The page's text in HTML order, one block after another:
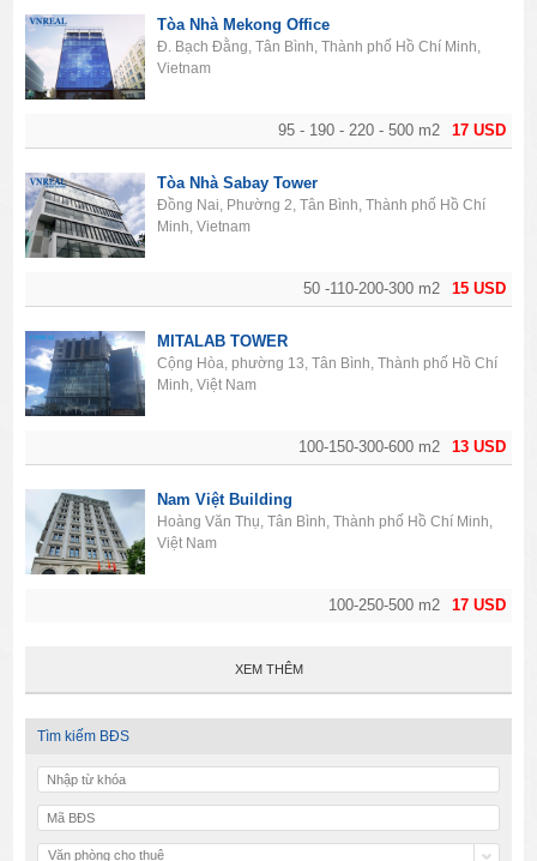
17 USD
95 - 190 - 220 - 500 m2
Tòa Nhà Mekong Office
Đ. Bạch Đằng, Tân Bình, Thành phố Hồ Chí Minh,
Vietnam
15 USD
50 -110-200-300 m2
Tòa Nhà Sabay Tower
Đồng Nai, Phường 2, Tân Bình, Thành phố Hồ Chí
Minh, Vietnam
13 USD
100-150-300-600 m2
MITALAB TOWER
Cộng Hòa, phường 13, Tân Bình, Thành phố Hồ Chí
Minh, Việt Nam
17 USD
100-250-500 m2
Nam Việt Building
Hoàng Văn Thụ, Tân Bình, Thành phố Hồ Chí Minh,
Việt Nam
XEM THÊM
Tìm kiếm BĐS
Văn phòng cho thuê